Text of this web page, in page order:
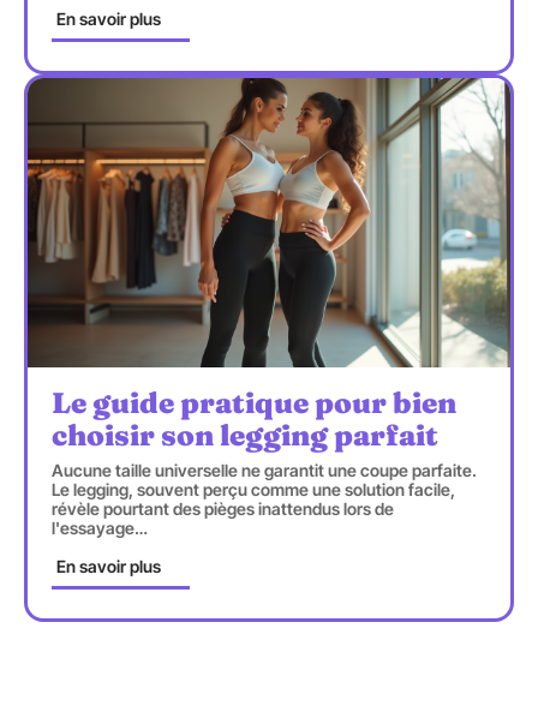
En savoir plus
Le guide pratique pour bien
choisir son legging parfait
Aucune taille universelle ne garantit une coupe parfaite.
Le legging, souvent perçu comme une solution facile,
révèle pourtant des pièges inattendus lors de
l'essayage…
En savoir plus